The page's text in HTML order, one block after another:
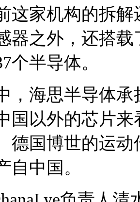
家机构的拆解
器之外，还搭
个半导体。
海思半导体承
国以外的芯片
德国博世的运动
自中国。